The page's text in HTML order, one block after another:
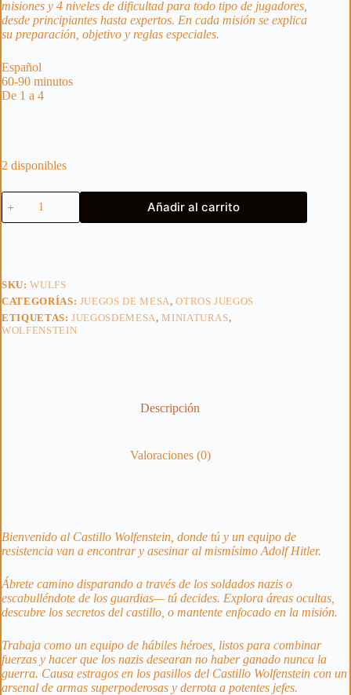
misiones y 4 niveles de dificultad para todo tipo de jugadores,
desde principiantes hasta expertos. En cada misión se explica
su preparación, objetivo y reglas especiales.
Español
60-90 minutos
De 1 a 4
2 disponibles
WOLFSTEIN
EL
JUEGO
Añadir al carrito
SKU:WULFS
CATEGORÍAS: JUEGOS DE MESA,OTROS JUEGOS
ETIQUETAS:JUEGOSDEMESA,MINIATURAS,
WOLFENSTEIN
Descripción
Valoraciones (0)
Bienvenido al Castillo Wolfenstein, donde tú y un equipo de
resistencia van a encontrar y asesinar al mismísimo Adolf Hitler.
Ábrete camino disparando a través de los soldados nazis o
escabulléndote de los guardias— tú decides. Explora áreas ocultas,
descubre los secretos del castillo, o mantente enfocado en la misión.
Trabaja como un equipo de hábiles héroes, listos para combinar
fuerzas y hacer que los nazis desearan no haber ganado nunca la
guerra. Causa estragos en los pasillos del Castillo Wolfenstein con un
arsenal de armas superpoderosas y derrota a potentes jefes.